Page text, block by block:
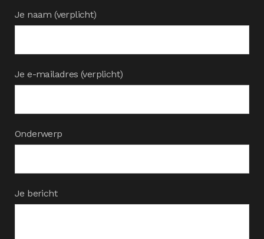
Je naam (verplicht)
Je e-mailadres (verplicht)
Onderwerp
Je bericht